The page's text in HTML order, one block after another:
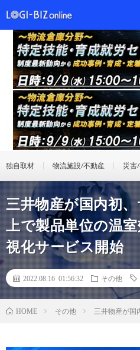
独自取材 物流施設/不動産 災害
三井物産が国内初
上で製品単位の温
視化サービス開始
2022.08.16 01:56:32 その他
HOME その他 三井物産が国